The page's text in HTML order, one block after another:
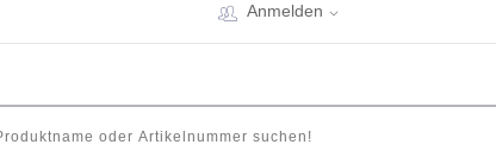
Anmelden